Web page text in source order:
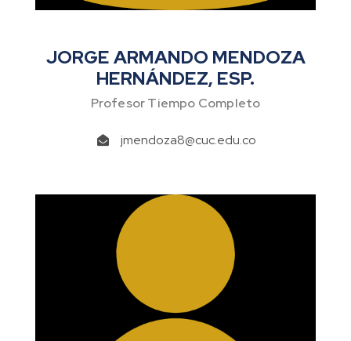
JORGE ARMANDO MENDOZA
HERNÁNDEZ, ESP.
Profesor Tiempo Completo
jmendoza8@cuc.edu.co